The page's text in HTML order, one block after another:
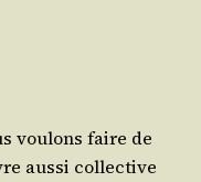
vou­lons faire de
aus­si col­lec­tive